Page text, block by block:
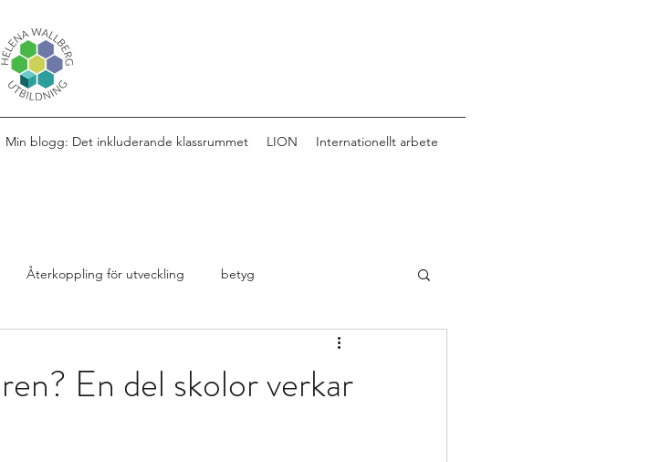
Min blogg: Det inkluderande klassrummet LION Internationellt arbete
Återkoppling för utveckling betyg
En del skolor verkar